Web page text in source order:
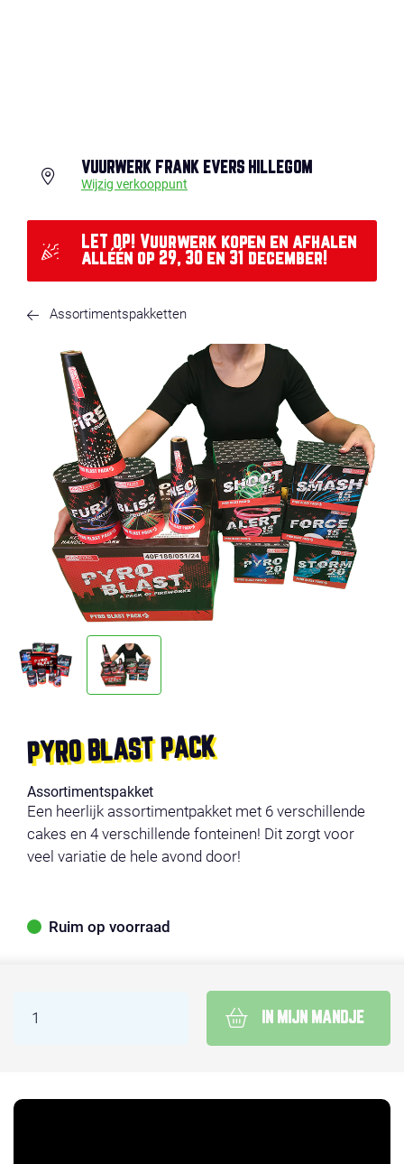
VUURWERK FRANK EVERS HILLEGOM
Wijzig verkooppunt
LET OP! Vuurwerk kopen en afhalen
alléén op 29, 30 en 31 december!
Assortimentspakketten
PYRO BLAST PACK
Assortimentspakket
Een heerlijk assortimentpakket met 6 verschillende
cakes en 4 verschillende fonteinen! Dit zorgt voor
veel variatie de hele avond door!
Ruim op voorraad
IN MIJN MANDJE